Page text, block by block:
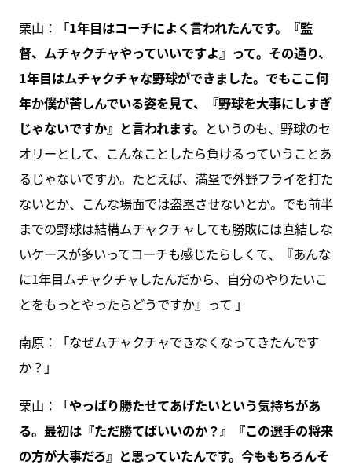
栗山：「1年目はコーチによく言われたんです。『監
督、ムチャクチャやっていいですよ』って。その通り、
1年目はムチャクチャな野球ができました。でもここ何
年か僕が苦しんでいる姿を見て、『野球を大事にしすぎ
じゃないですか』と言われます。 というのも、野球のセ
オリーとして、こんなことしたら負けるっていうことあ
るじゃないですか。たとえば、満塁で外野フライを打た
ないとか、こんな場面では盗塁させないとか。でも前半
までの野球は結構ムチャクチャしても勝敗には直結しな
いケースが多いってコーチも感じたらしくて、『あんな
に1年目ムチャクチャしたんだから、自分のやりたいこ
とをもっとやったらどうですか』って 」
南原：「なぜムチャクチャできなくなってきたんです
か？」
栗山：「やっぱり勝たせてあげたいという気持ちがあ
る。最初は『ただ勝てばいいのか？』『この選手の将来
の方が大事だろ』と思っていたんです。今ももちろんそ